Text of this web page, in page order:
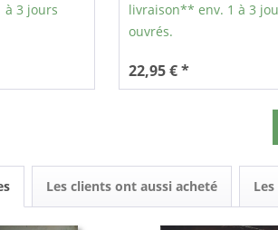
à 3 jours
livraison** env. 1 à 3
ouvrés.
22,95 € *
Les clients ont aussi acheté